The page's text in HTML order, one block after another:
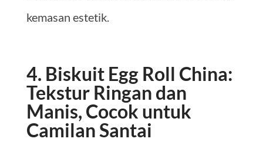
kemasan estetik.
4. Biskuit Egg Roll China:
Tekstur Ringan dan
Manis, Cocok untuk
Camilan Santai